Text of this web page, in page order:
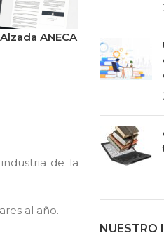
ANECA
de la
al año.
NUESTRO